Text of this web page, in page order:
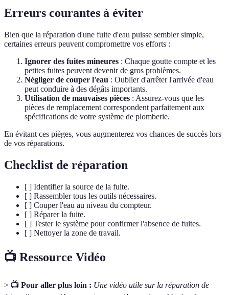
Erreurs courantes à éviter
Bien que la réparation d'une fuite d'eau puisse sembler simple,
certaines erreurs peuvent compromettre vos efforts :
Ignorer des fuites mineures : Chaque goutte compte et les
petites fuites peuvent devenir de gros problèmes.
Négliger de couper l'eau : Oublier d'arrêter l'arrivée d'eau
peut conduire à des dégâts importants.
Utilisation de mauvaises pièces : Assurez-vous que les
pièces de remplacement correspondent parfaitement aux
spécifications de votre système de plomberie.
En évitant ces pièges, vous augmenterez vos chances de succès lors
de vos réparations.
Checklist de réparation
[ ] Identifier la source de la fuite.
[ ] Rassembler tous les outils nécessaires.
[ ] Couper l'eau au niveau du compteur.
[ ] Réparer la fuite.
[ ] Tester le système pour confirmer l'absence de fuites.
[ ] Nettoyer la zone de travail.
📺 Ressource Vidéo
> 📺 Pour aller plus loin : Une vidéo utile sur la réparation de